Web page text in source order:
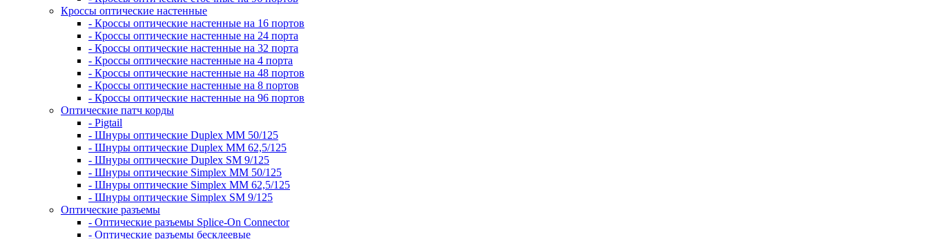
Кроссы оптические настенные
- Кроссы оптические настенные на 16 портов
- Кроссы оптические настенные на 24 порта
- Кроссы оптические настенные на 32 порта
- Кроссы оптические настенные на 4 порта
- Кроссы оптические настенные на 48 портов
- Кроссы оптические настенные на 8 портов
- Кроссы оптические настенные на 96 портов
Оптические патч корды
- Pigtail
- Шнуры оптические Duplex MM 50/125
- Шнуры оптические Duplex MM 62,5/125
- Шнуры оптические Duplex SM 9/125
- Шнуры оптические Simplex MM 50/125
- Шнуры оптические Simplex MM 62,5/125
- Шнуры оптические Simplex SM 9/125
Оптические разъемы
- Оптические разъемы Splice-On Connector
- Оптические разъемы бесклеевые